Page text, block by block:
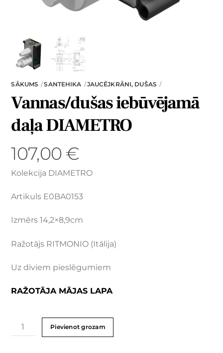
SĀKUMS SANTEHIKA JAUCĒJKRĀNI, DUŠAS
Vannas/dušas iebūvējamā
daļa DIAMETRO
107,00 €
Kolekcija DIAMETRO
Artikuls E0BA0153
Izmērs 14,2×8,9cm
Ražotājs RITMONIO (Itālija)
Uz diviem pieslēgumiem
RAŽOTĀJA MĀJAS LAPA
Pievienot grozam